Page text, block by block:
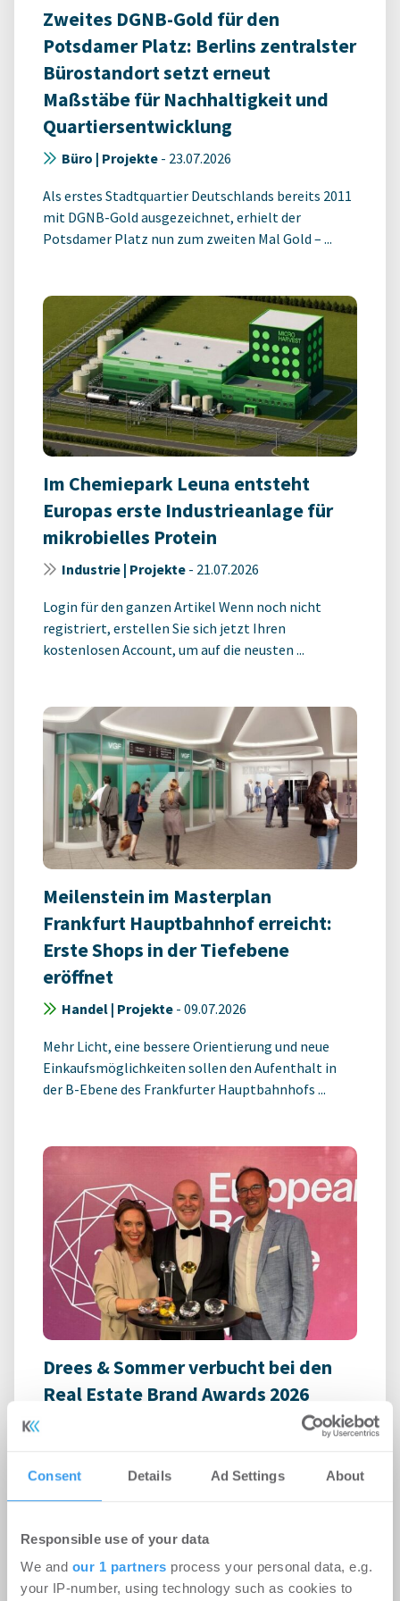
Consent Details Ad Settings About
Responsible use of your data
We and our 1 partners process your personal data, e.g.
your IP-number, using technology such as cookies to
Zweites DGNB-Gold für den
Potsdamer Platz: Berlins zentralster
Bürostandort setzt erneut
Maßstäbe für Nachhaltigkeit und
Quartiersentwicklung
Büro | Projekte - 23.07.2026
Als erstes Stadtquartier Deutschlands bereits 2011
mit DGNB-Gold ausgezeichnet, erhielt der
Potsdamer Platz nun zum zweiten Mal Gold – ...
Im Chemiepark Leuna entsteht
Europas erste Industrieanlage für
mikrobielles Protein
Industrie | Projekte - 21.07.2026
Login für den ganzen Artikel Wenn noch nicht
registriert, erstellen Sie sich jetzt Ihren
kostenlosen Account, um auf die neusten ...
Meilenstein im Masterplan
Frankfurt Hauptbahnhof erreicht:
Erste Shops in der Tiefebene
eröffnet
Handel | Projekte - 09.07.2026
Mehr Licht, eine bessere Orientierung und neue
Einkaufsmöglichkeiten sollen den Aufenthalt in
der B-Ebene des Frankfurter Hauptbahnhofs ...
Drees & Sommer verbucht bei den
Real Estate Brand Awards 2026
Eine klare, menschenorientierte Führung treibt die
Frage subjektiver Wahrnehmung, sondern ...